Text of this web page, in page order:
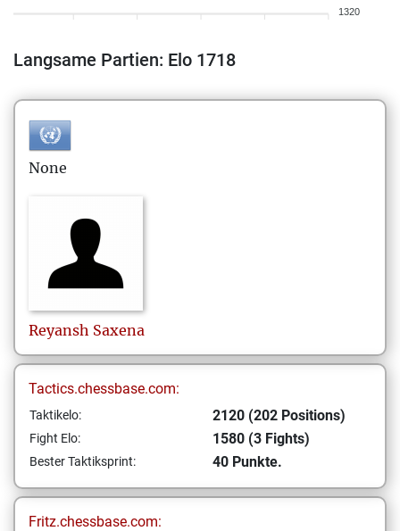
1320
Langsame Partien: Elo 1718
None
Reyansh Saxena
Tactics.chessbase.com:
Taktikelo: 2120 (202 Positions)
Fight Elo: 1580 (3 Fights)
Bester Taktiksprint: 40 Punkte.
Fritz.chessbase.com: